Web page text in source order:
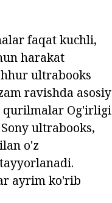
faqat kuchli,
harakat
ultrabooks
ravishda asosiy
qurilmalar Og'irligi
ultrabooks,
o'z
ayrim ko'rib